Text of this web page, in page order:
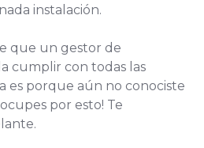
instalación.
que un gestor de
cumplir con todas las
es porque aún no conociste
por esto! Te